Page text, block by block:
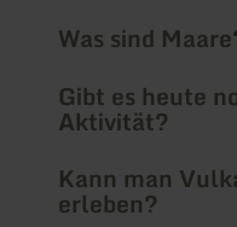
Was sind
Gibt es heute
Aktivität?
Kann man
erleben?